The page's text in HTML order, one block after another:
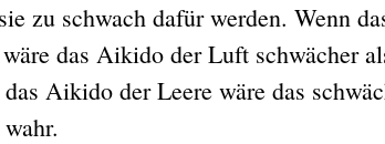
zu schwach dafür werden. Wenn
das Aikido der Luft schwächer
das Aikido der Leere wäre das